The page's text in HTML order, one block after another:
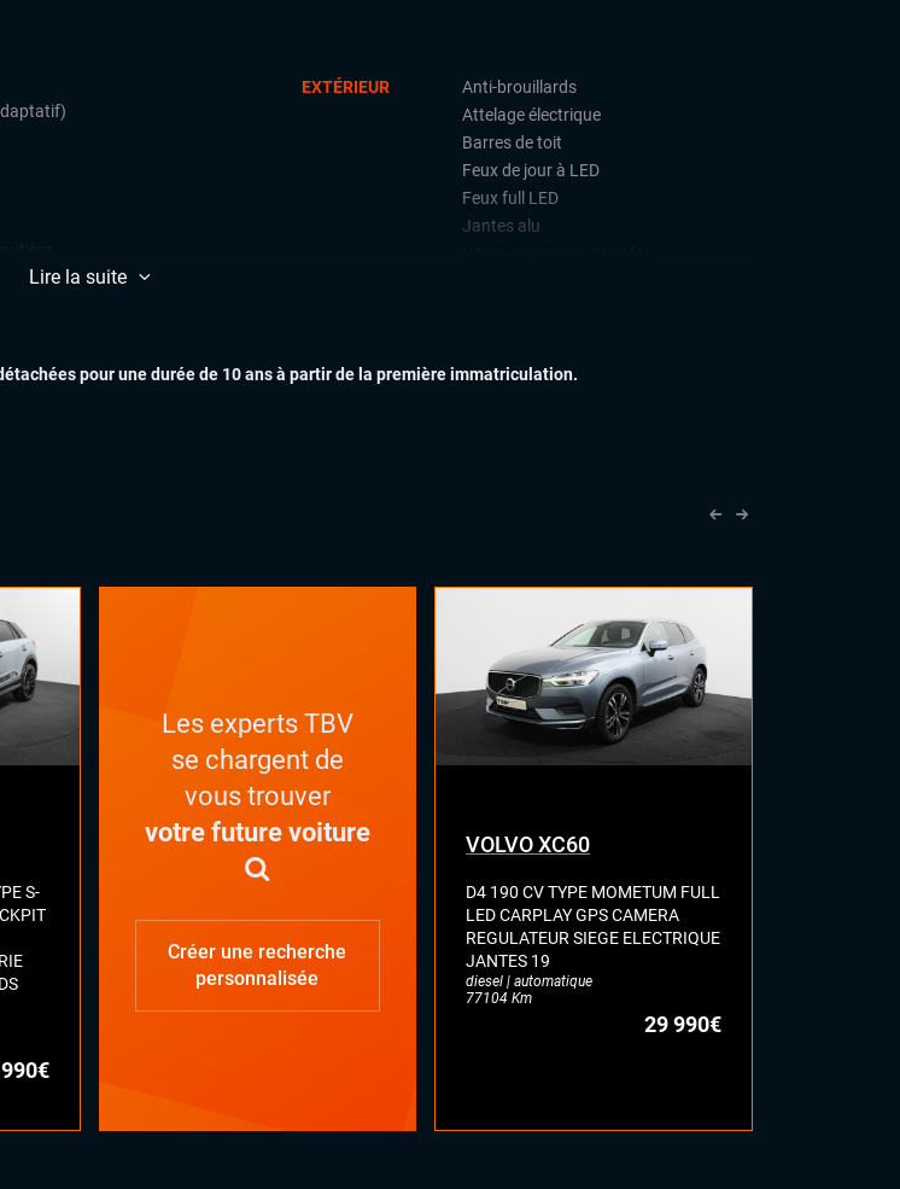
collision)
et
EXTÉRIEUR
Anti-brouillards
Attelage électrique
Barres de toit
Feux de jour à LED
Feux full LED
Jantes alu
Climatisation automatique multizones
Démarrage mains libres
Essuie-glaces automatiques
Sièges chauffants
Volant multifonctions
Lire la suite
pour une durée de 10 ans à partir de la première immatriculation.
S-
Les experts TBV
se chargent de
vous trouver
votre future voiture
Créer une recherche
personnalisée
VOLVO XC60
D4 190 CV TYPE MOMETUM FULL
LED CARPLAY GPS CAMERA
REGULATEUR SIEGE ELECTRIQUE
JANTES 19
diesel | automatique
77104 Km
29 990€